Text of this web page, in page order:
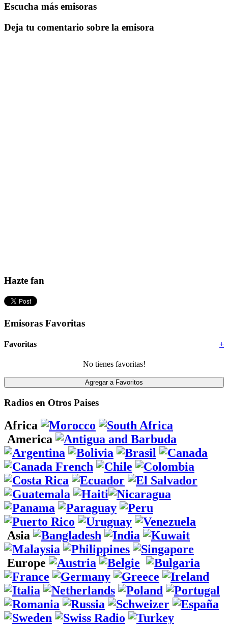
Escucha más emisoras
Deja tu comentario sobre la emisora
Hazte fan
Emisoras Favoritas
+
Favoritas
No tienes favoritas!
Radios en Otros Paises
Africa
America
Asia
Europe